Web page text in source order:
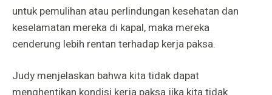
untuk pemulihan atau perlindungan kesehatan dan
keselamatan mereka di kapal, maka mereka
cenderung lebih rentan terhadap kerja paksa.
Judy menjelaskan bahwa kita tidak dapat